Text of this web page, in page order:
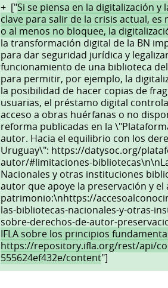
+ ["Si se piensa en la digitalización
clave para salir de la crisis actual,
o al menos no bloquee, la
la transformación digital de la BN
para dar seguridad jurídica y
funcionamiento de una biblioteca
para permitir, por ejemplo, la
la posibilidad de hacer copias de
usuarias, el préstamo digital
acceso a obras huérfanas o no
reforma publicadas en la
autor. Hacia el equilibrio con los
Uruguay\": https://datysoc.org/
autor/#limitaciones-
Nacionales y otras instituciones
autor que apoye la preservación y el
patrimonio:\nhttps://
las-bibliotecas-nacionales-y-otras-
sobre-derechos-de-autor-
IFLA sobre los principios
https://repository.ifla.org/rest/api/
555624ef432e/content"]